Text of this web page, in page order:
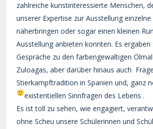
zahlreiche kunstinteressierte Menschen,
unserer Expertise zur Ausstellung
näherbringen oder sogar einen kleinen
Ausstellung anbieten konnten. Es ergaben
Gespräche zu den farbengewaltigen
Zuloagas, aber darüber hinaus auch
Stierkampftradition in Spanien und, ganz
existentiellen Sinnfragen des Lebens .
Es ist toll zu sehen, wie engagiert,
ohne Scheu unsere Schülerinnen und